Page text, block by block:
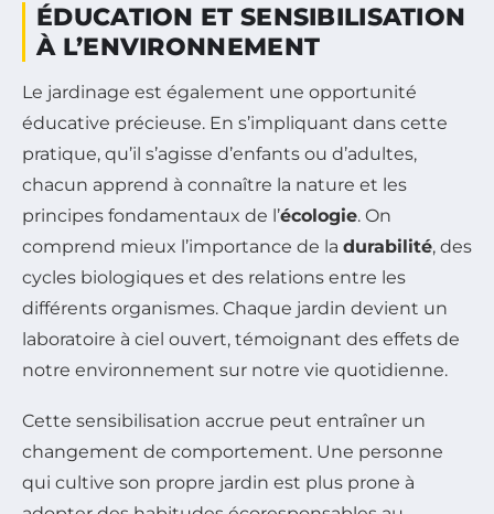
ÉDUCATION ET SENSIBILISATION
À L’ENVIRONNEMENT
Le jardinage est également une opportunité
éducative précieuse. En s’impliquant dans cette
pratique, qu’il s’agisse d’enfants ou d’adultes,
chacun apprend à connaître la nature et les
principes fondamentaux de l’écologie. On
comprend mieux l’importance de la durabilité, des
cycles biologiques et des relations entre les
différents organismes. Chaque jardin devient un
laboratoire à ciel ouvert, témoignant des effets de
notre environnement sur notre vie quotidienne.
Cette sensibilisation accrue peut entraîner un
changement de comportement. Une personne
qui cultive son propre jardin est plus prone à